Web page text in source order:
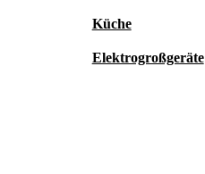
Küche
Elektrogroßgeräte